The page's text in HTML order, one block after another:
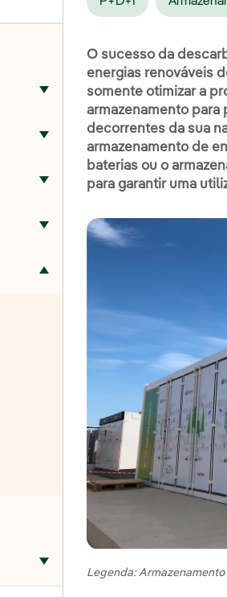
Alternar submenu de Eólica
Alternar submenu de
Alternar submenu de
Alternar submenu de Eólica
Alternar submenu de
O sucesso da
energias renováveis
somente otimizar a
armazenamento
decorrentes da sua
armazenamento de
baterias ou o
para garantir uma
Legenda: